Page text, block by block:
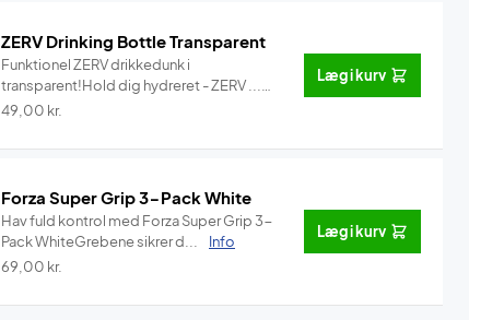
ZERV Drinking Bottle Transparent
Funktionel ZERV drikkedunk i
transparent!Hold dig hydreret - ZERV ...
Info
49,00 kr.
Læg i kurv
Forza Super Grip 3-Pack White
Hav fuld kontrol med Forza Super Grip 3-
Pack WhiteGrebene sikrer d...
Info
69,00 kr.
Læg i kurv